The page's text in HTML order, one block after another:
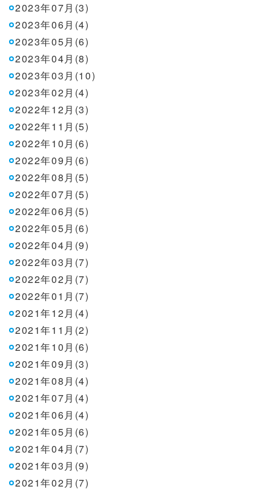
2023年07月(3)
2023年06月(4)
2023年05月(6)
2023年04月(8)
2023年03月(10)
2023年02月(4)
2022年12月(3)
2022年11月(5)
2022年10月(6)
2022年09月(6)
2022年08月(5)
2022年07月(5)
2022年06月(5)
2022年05月(6)
2022年04月(9)
2022年03月(7)
2022年02月(7)
2022年01月(7)
2021年12月(4)
2021年11月(2)
2021年10月(6)
2021年09月(3)
2021年08月(4)
2021年07月(4)
2021年06月(4)
2021年05月(6)
2021年04月(7)
2021年03月(9)
2021年02月(7)